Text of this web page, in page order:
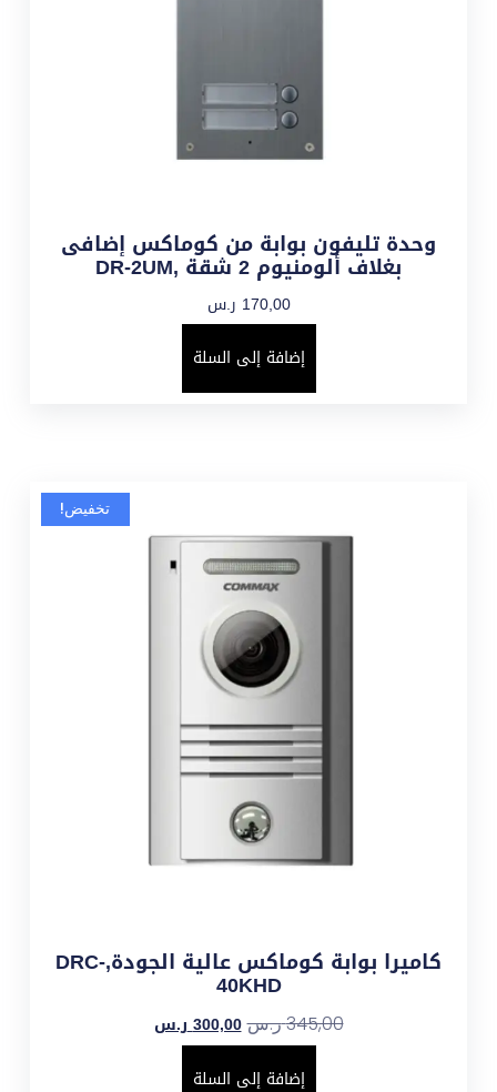
وحدة تليفون بوابة من كوماكس إضافى
بغلاف ألومنيوم 2 شقة ,DR-2UM
170,00 ر.س
إضافة إلى السلة
تخفيض!
كاميرا بوابة كوماكس عالية الجودة,DRC-
40KHD
345,00ر.س 300,00ر.س
إضافة إلى السلة